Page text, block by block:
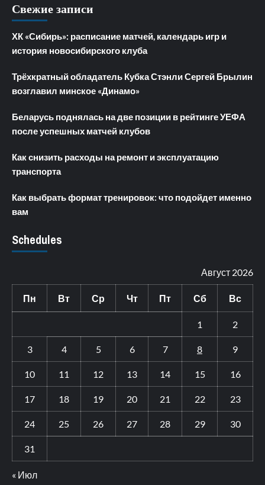
Свежие записи
ХК «Сибирь»: расписание матчей, календарь игр и
история новосибирского клуба
Трёхкратный обладатель Кубка Стэнли Сергей Брылин
возглавил минское «Динамо»
Беларусь поднялась на две позиции в рейтинге УЕФА
после успешных матчей клубов
Как снизить расходы на ремонт и эксплуатацию
транспорта
Как выбрать формат тренировок: что подойдет именно
вам
Schedules
Август 2026
Пн Вт Ср Чт Пт Сб Вс
1 2
3 4 5 6 7 8 9
10 11 12 13 14 15 16
17 18 19 20 21 22 23
24 25 26 27 28 29 30
31
« Июл